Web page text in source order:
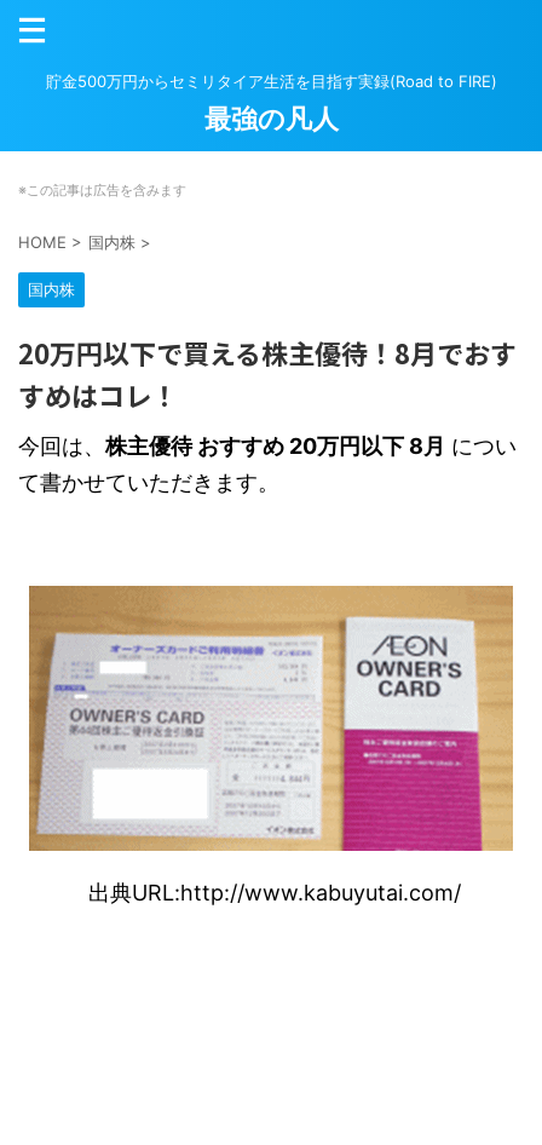
貯金500万円からセミリタイア生活を目指す実録(Road to FIRE)
最強の凡人
※この記事は広告を含みます
HOME > 国内株 >
国内株
20万円以下で買える株主優待！8月でおす
すめはコレ！
今回は、株主優待 おすすめ 20万円以下 8月 につい
て書かせていただきます。
出典URL:http://www.kabuyutai.com/